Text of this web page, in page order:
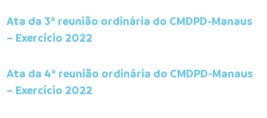
Ata da 3ª reunião ordinária do CMDPD-Manaus
– Exercício 2022
Ata da 4ª reunião ordinária do CMDPD-Manaus
– Exercício 2022